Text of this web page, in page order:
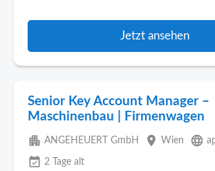
Jetzt ansehen
Senior Key Account Manager –
Maschinenbau | Firmenwagen
apartment ANGEHEUERT GmbH place Wien language
event_available 2 Tage alt